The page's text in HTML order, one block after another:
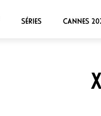
SÉRIES CANNES